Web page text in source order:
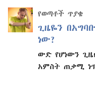
የወጣቶች ጥያቄ
ጊዜዬን
ነው?
ውድ የሆነውን
አምስት ጠቃሚ